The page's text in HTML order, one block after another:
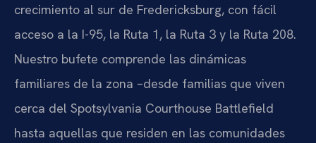
crecimiento al sur de Fredericksburg, con fácil
acceso a la I-95, la Ruta 1, la Ruta 3 y la Ruta 208.
Nuestro bufete comprende las dinámicas
familiares de la zona –desde familias que viven
cerca del Spotsylvania Courthouse Battlefield
hasta aquellas que residen en las comunidades